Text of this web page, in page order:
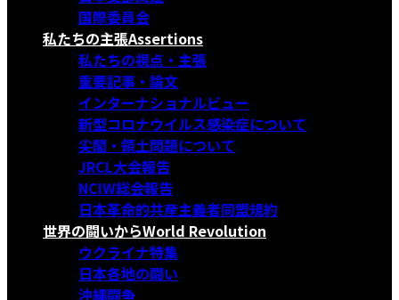
国際委員会
私たちの主張Assertions
私たちの視点・主張
重要記事・論文
インターナショナルビュー
新型コロナウイルス感染症について
尖閣・領土問題について
JRCL大会報告
NCIW総会報告
日本革命的共産主義者同盟規約
世界の闘いからWorld Revolution
ウクライナ特集
日本各地の闘い
沖縄闘争